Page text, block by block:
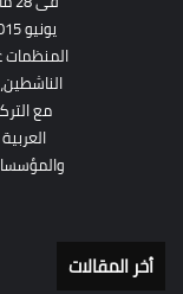
مع
أخر المقالات